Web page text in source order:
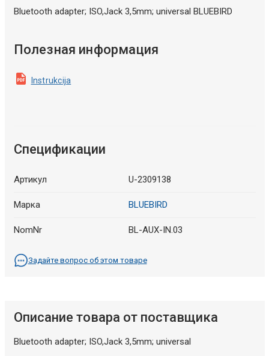
Bluetooth adapter; ISO,Jack 3,5mm; universal BLUEBIRD
Полезная информация
Instrukcija
Спецификации
Артикул U-2309138
Марка BLUEBIRD
NomNr BL-AUX-IN.03
Задайте вопрос об этом товаре
Описание товара от поставщика
Bluetooth adapter; ISO,Jack 3,5mm; universal